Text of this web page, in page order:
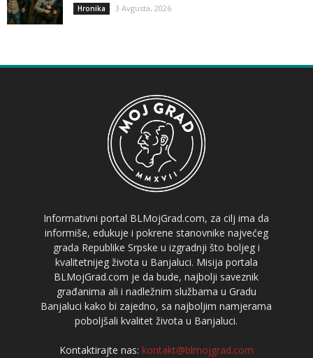
Hronika 3 Avgusta, 2026
Informativni portal BLMojGrad.com, za cilj ima da
informiše, edukuje i pokrene stanovnike najvećeg
grada Republike Srpske u izgradnji što boljeg i
kvalitetnijeg života u Banjaluci. Misija portala
BLMojGrad.com je da bude, najbolji saveznik
građanima ali i nadležnim službama u Gradu
Banjaluci kako bi zajedno, sa najboljim namjerama
poboljšali kvalitet života u Banjaluci.
Kontaktirajte nas: kontakt@blmojgrad.com